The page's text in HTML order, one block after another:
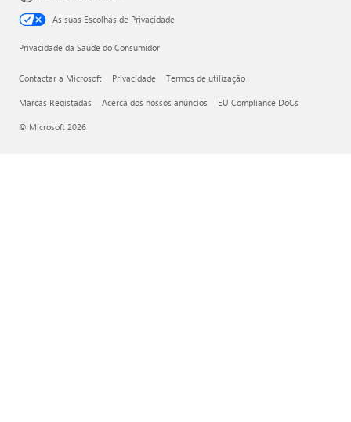
As suas Escolhas de Privacidade
Privacidade da Saúde do Consumidor
Contactar a Microsoft Privacidade Termos de utilização
Marcas Registadas Acerca dos nossos anúncios EU Compliance DoCs
© Microsoft 2026